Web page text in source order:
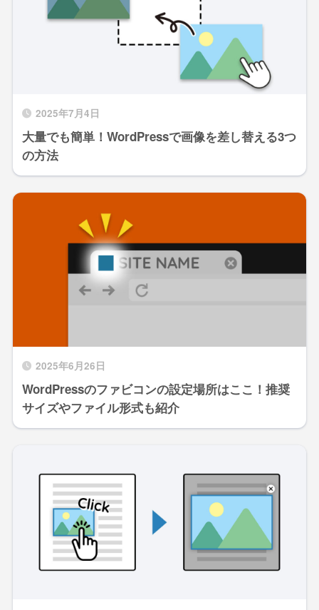
2025年7月4日
大量でも簡単！WordPressで画像を差し替える3つ
の方法
2025年6月26日
WordPressのファビコンの設定場所はここ！推奨
サイズやファイル形式も紹介